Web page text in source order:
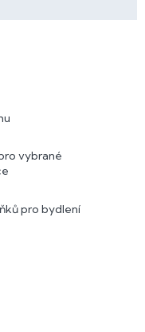
vybrané
pro bydlení